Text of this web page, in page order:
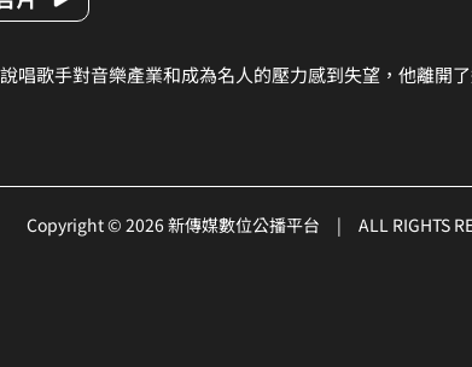
唱歌手對音樂產業和成為名人的壓力感到失望，他離開
Copyright © 2026 新傳媒數位公播平台 | ALL RIGHTS